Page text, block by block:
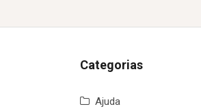
Categorias
Ajuda